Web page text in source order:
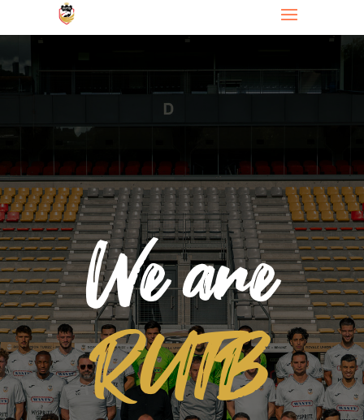
We are
RUTB